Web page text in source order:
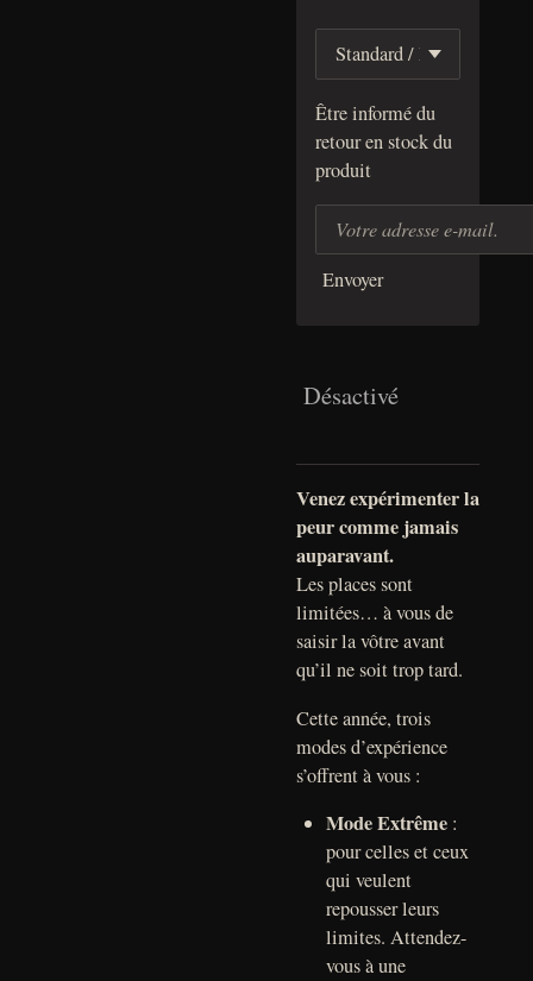
Être informé du
retour en stock du
produit
Envoyer
Désactivé
Venez expérimenter la
peur comme jamais
auparavant.
Les places sont
limitées… à vous de
saisir la vôtre avant
qu’il ne soit trop tard.
Cette année, trois
modes d’expérience
s’offrent à vous :
Mode Extrême:
pour celles et ceux
qui veulent
repousser leurs
limites. Attendez-
vous à une